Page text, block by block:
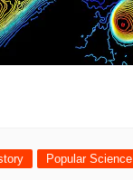
Popular Science